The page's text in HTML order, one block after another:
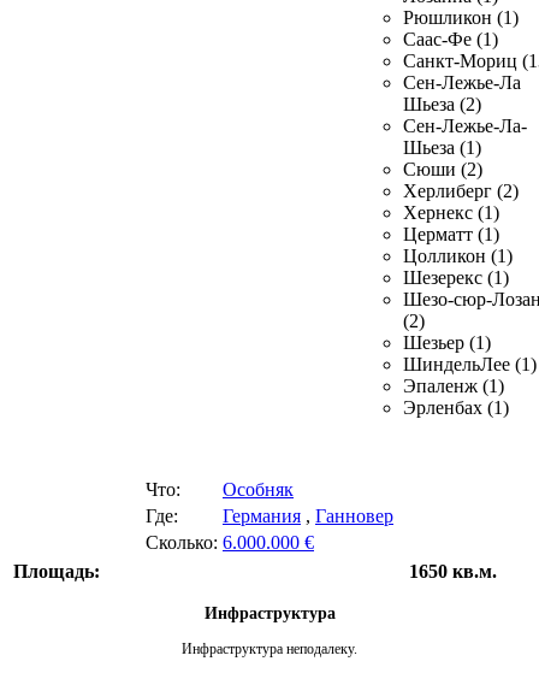
Рюшликон (1)
Саас-Фе (1)
Санкт-Мориц
Сен-Лежье-Ла
Шьеза (2)
Сен-Лежье-Ла-
Шьеза (1)
Сюши (2)
Херлиберг (2)
Хернекс (1)
Церматт (1)
Цолликон (1)
Шезерекс (1)
Шезо-сюр-
(2)
Шезьер (1)
ШиндельЛее (1)
Эпаленж (1)
Эрленбах (1)
Что:
Особняк
Где:
Германия , Ганновер
Сколько: 6.000.000 €
Площадь:
1650 кв.м.
Инфраструктура
Инфраструктура неподалеку.